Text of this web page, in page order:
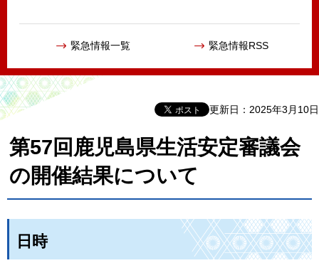
緊急情報一覧 緊急情報RSS
更新日：2025年3月10日
第57回鹿児島県生活安定審議会
の開催結果について
日時